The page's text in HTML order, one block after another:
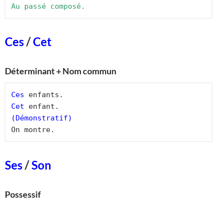
Au passé composé.
Ces/Cet
Déterminant + Nom commun
Ces enfants.
Cet enfant.
(Démonstratif)
On montre.
Ses/Son
Possessif